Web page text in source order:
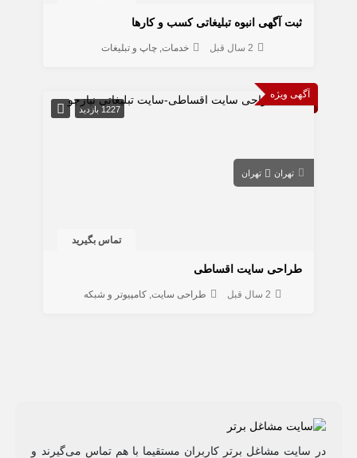
ثبت آگهی انبوه تبلیغاتی کسب و کارها
2 سال قبل خدمات چاپ و تبلیغات
آگهی ویژه
1227 بازدید
تهران تهران
تماس بگیرید
طراحی سایت اقساطی
2 سال قبل طراحی سایت کامپیوتر و شبکه
در سایت مشاغل برتر کاربران مستقیما با هم تماس می‌گیرند و